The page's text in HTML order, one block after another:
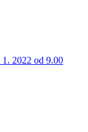
1. 2022 od 9.00